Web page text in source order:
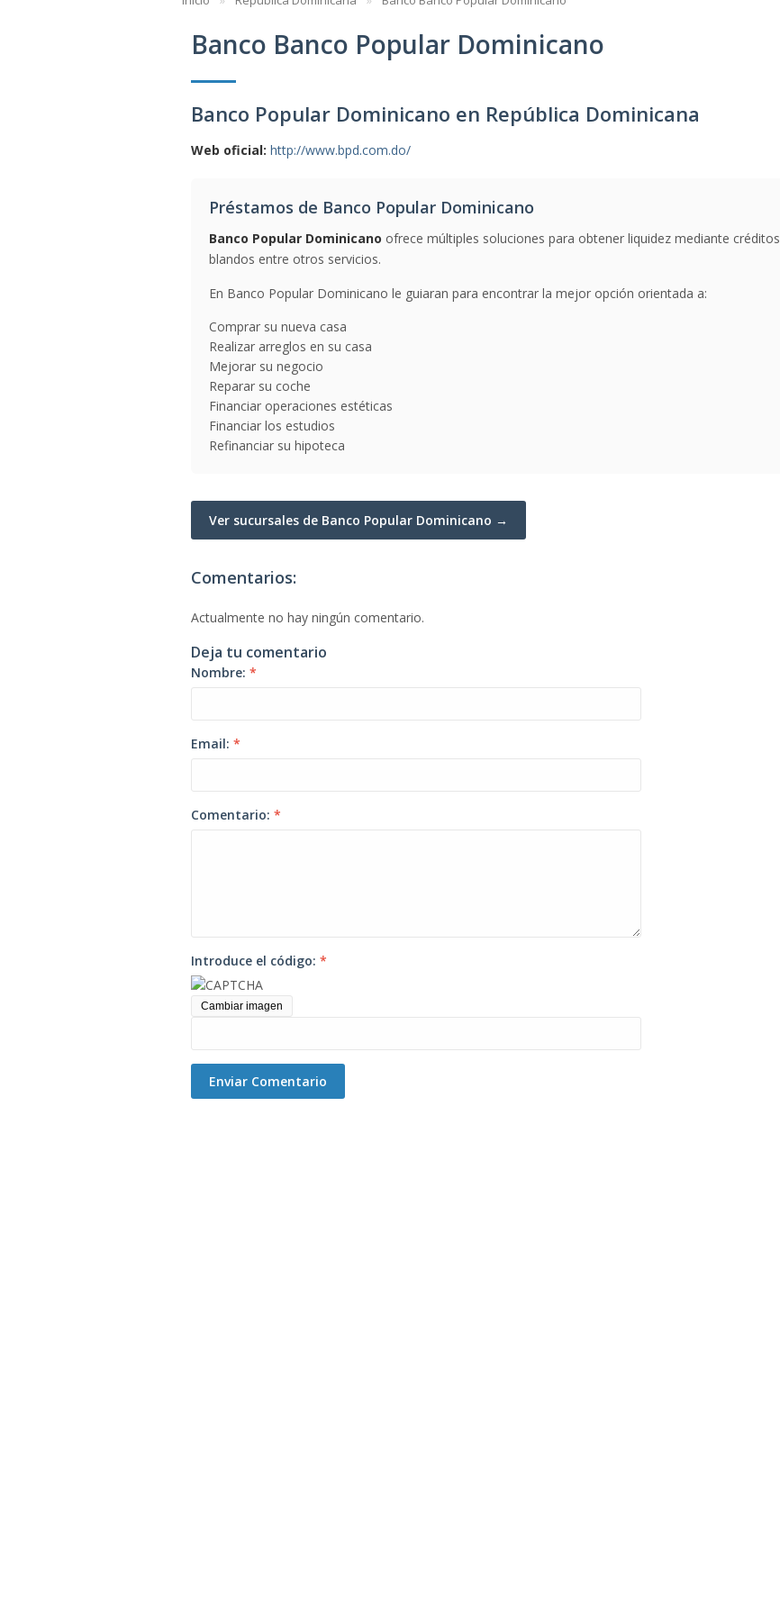
Banco Banco Popular Dominicano
Banco Popular Dominicano en República Dominicana
Web oficial: http://www.bpd.com.do/
Préstamos de Banco Popular Dominicano
Banco Popular Dominicano ofrece múltiples soluciones para obtener liquidez mediante créditos
blandos entre otros servicios.
En Banco Popular Dominicano le guiaran para encontrar la mejor opción orientada a:
Comprar su nueva casa
Realizar arreglos en su casa
Mejorar su negocio
Reparar su coche
Financiar operaciones estéticas
Financiar los estudios
Refinanciar su hipoteca
Ver sucursales de Banco Popular Dominicano →
Comentarios:
Actualmente no hay ningún comentario.
Deja tu comentario
Nombre: *
Email: *
Comentario: *
Introduce el código: *
Cambiar imagen
Enviar Comentario